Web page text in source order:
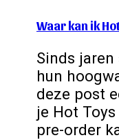
Waar kan ik
Sinds
hun
deze post
je Hot
pre-order